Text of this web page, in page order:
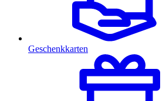
Geschenkkarten